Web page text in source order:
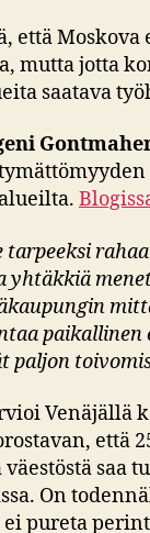
että Moskova
mutta jotta
saatava
tarpeeksi
yhtäkkiä
paljon
Venäjällä
että
saa
On
pureta